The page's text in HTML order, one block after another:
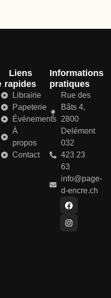
Liens
rapides
Librairie
Papeterie
Événements
À
propos
Contact
Informations
pratiques
Rue des
Bâts 4,
2800
Delémont
032
423 23
63
info@page-
d-encre.ch